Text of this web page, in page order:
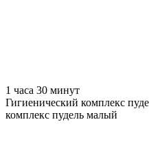
1 часа 30 минут
Гигиенический комплекс
комплекс пудель малый